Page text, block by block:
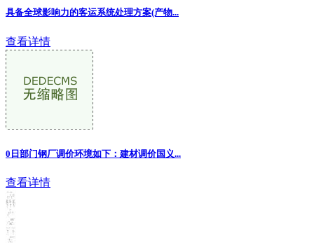
具备全球影响力的客运系统处理方案(产物...
查看详情
0日部门钢厂调价环境如下：建材调价国义...
查看详情